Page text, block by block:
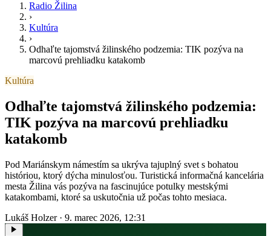
Radio Žilina
›
Kultúra
›
Odhaľte tajomstvá žilinského podzemia: TIK pozýva na
marcovú prehliadku katakomb
Kultúra
Odhaľte tajomstvá žilinského podzemia:
TIK pozýva na marcovú prehliadku
katakomb
Pod Mariánskym námestím sa ukrýva tajuplný svet s bohatou
históriou, ktorý dýcha minulosťou. Turistická informačná kancelária
mesta Žilina vás pozýva na fascinujúce potulky mestskými
katakombami, ktoré sa uskutočnia už počas tohto mesiaca.
Lukáš Holzer · 9. marec 2026, 12:31